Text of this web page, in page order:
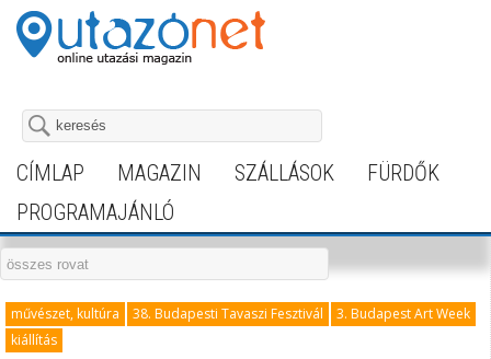
CÍMLAP MAGAZIN SZÁLLÁSOK
FÜRDŐK
PROGRAMAJÁNLÓ
művészet, kultúra 38. Budapesti Tavaszi Fesztivál
3. Budapest Art Week
kiállítás